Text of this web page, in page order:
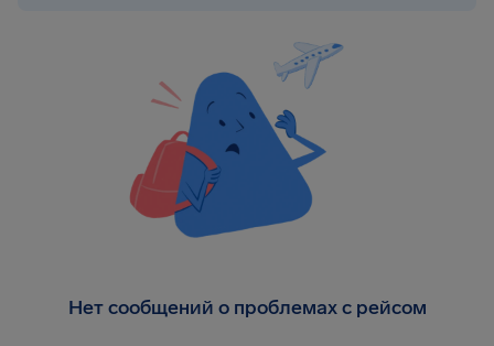
Нет сообщений о проблемах с рейсом